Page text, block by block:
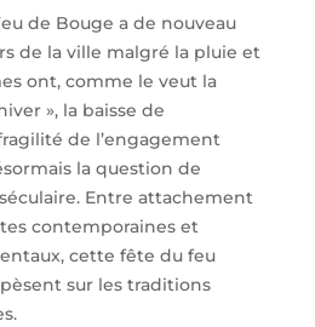
de Bouge a de nouveau
de la ville malgré la pluie et
ont, comme le veut la
», la baisse de
de l’engagement
la question de
Entre attachement
contemporaines et
cette fête du feu
sur les traditions